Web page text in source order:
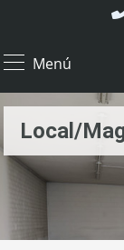
Menú
Local/